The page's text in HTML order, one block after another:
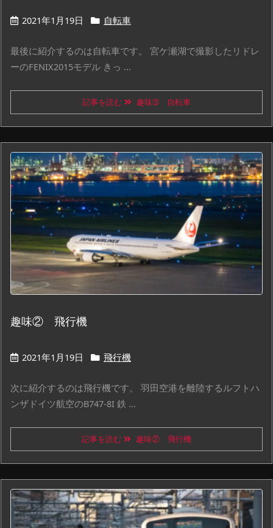
2021年1月19日 自転車
最後に紹介するのは自転車です。 宮ケ瀬湖で撮影したリドレ
ーのFENIX2015モデル きっ ...
記事を読む 趣味➂ 自転車
趣味② 飛行機
2021年1月19日 飛行機
次に紹介するのは飛行機です。 羽田空港を離陸するルフトハ
ンザドイツ航空のB747-8I 鉄 ...
記事を読む 趣味② 飛行機